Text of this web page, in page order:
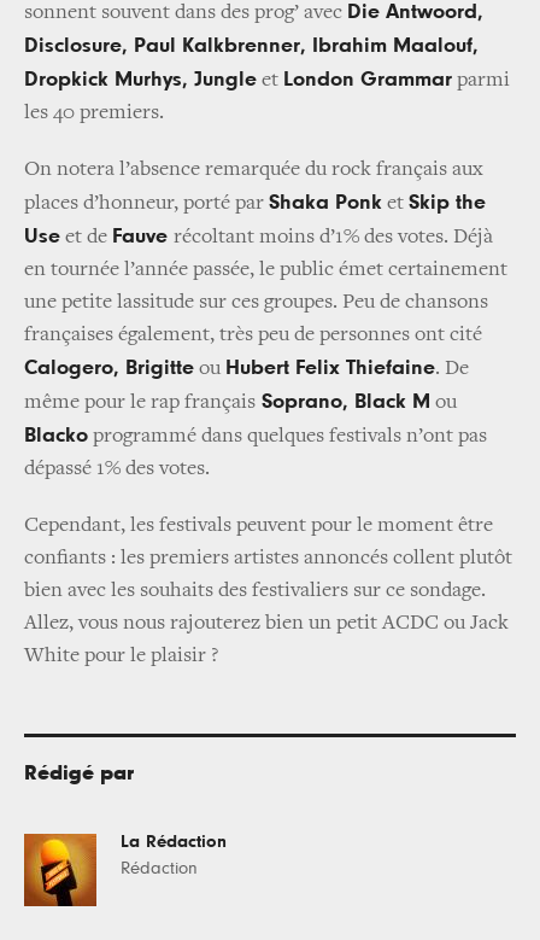
sonnent souvent dans des prog’ avec Die Antwoord,
Disclosure, Paul Kalkbrenner, Ibrahim Maalouf,
Dropkick Murhys, Jungle et London Grammar parmi
les 40 premiers.
On notera l’absence remarquée du rock français aux
places d’honneur, porté par Shaka Ponk et Skip the
Use et de Fauve récoltant moins d’1% des votes. Déjà
en tournée l’année passée, le public émet certainement
une petite lassitude sur ces groupes. Peu de chansons
françaises également, très peu de personnes ont cité
Calogero, Brigitte ou Hubert Felix Thiefaine. De
même pour le rap français Soprano, Black M ou
Blacko programmé dans quelques festivals n’ont pas
dépassé 1% des votes.
Cependant, les festivals peuvent pour le moment être
confiants : les premiers artistes annoncés collent plutôt
bien avec les souhaits des festivaliers sur ce sondage.
Allez, vous nous rajouterez bien un petit ACDC ou Jack
White pour le plaisir ?
Rédigé par
La Rédaction
Rédaction